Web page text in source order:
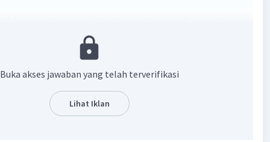
Level 87
Buka akses jawaban yang telah terverifikasi
Lihat Iklan